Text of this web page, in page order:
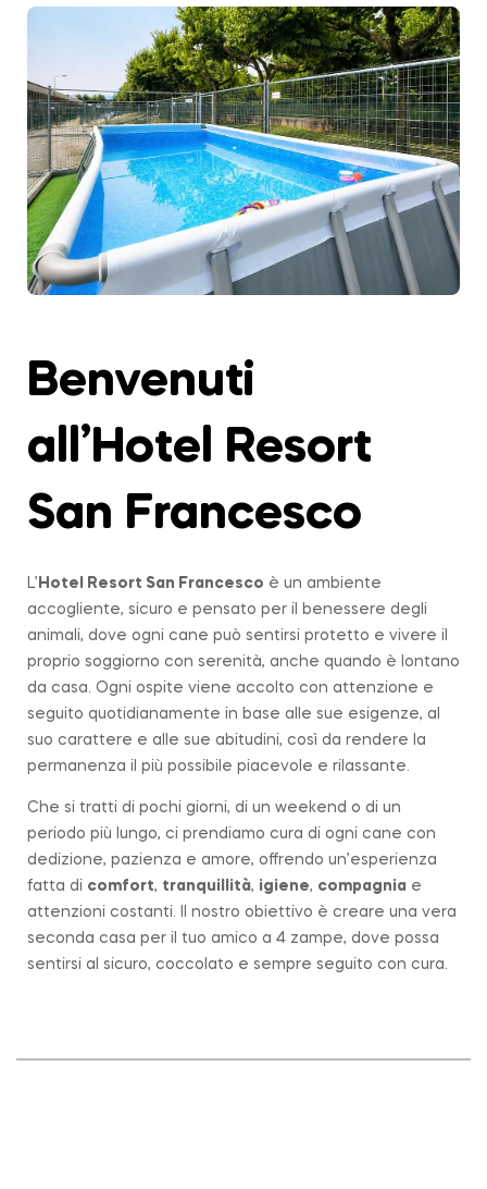
Benvenuti
all’Hotel Resort
San Francesco
L’ Hotel Resort San Francesco è un ambiente
accogliente, sicuro e pensato per il benessere degli
animali, dove ogni cane può sentirsi protetto e vivere il
proprio soggiorno con serenità, anche quando è lontano
da casa. Ogni ospite viene accolto con attenzione e
seguito quotidianamente in base alle sue esigenze, al
suo carattere e alle sue abitudini, così da rendere la
permanenza il più possibile piacevole e rilassante.
Che si tratti di pochi giorni, di un weekend o di un
periodo più lungo, ci prendiamo cura di ogni cane con
dedizione, pazienza e amore, offrendo un’esperienza
fatta di comfort, tranquillità, igiene, compagnia e
attenzioni costanti. Il nostro obiettivo è creare una vera
seconda casa per il tuo amico a 4 zampe, dove possa
sentirsi al sicuro, coccolato e sempre seguito con cura.